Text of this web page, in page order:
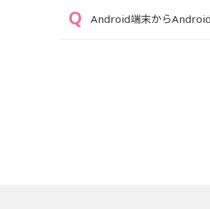
Android端末からAndroid